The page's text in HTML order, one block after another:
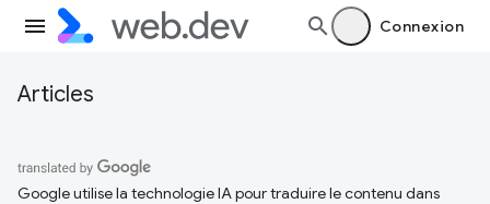
Connexion
Articles
Google utilise la technologie IA pour traduire le contenu dans